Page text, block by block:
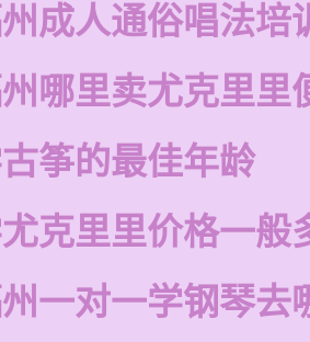
成人通俗唱法培
哪里卖尤克里里
筝的最佳年龄
克里里价格一般
一对一学钢琴去